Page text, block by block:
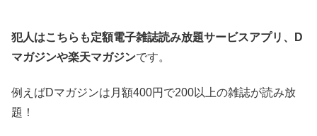
犯人はこちらも定額電子雑誌読み放題サービスアプリ、D
マガジンや楽天マガジンです。
例えばDマガジンは月額400円で200以上の雑誌が読み放
題！